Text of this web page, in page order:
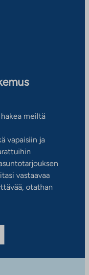
meiltä
vapaisiin ja
vastaavaa
otathan